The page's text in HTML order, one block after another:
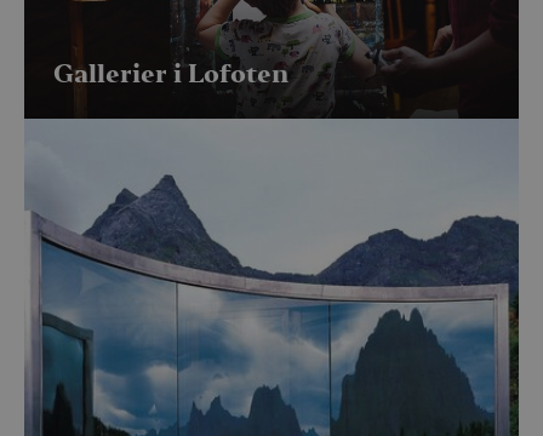
Gallerier i Lofoten